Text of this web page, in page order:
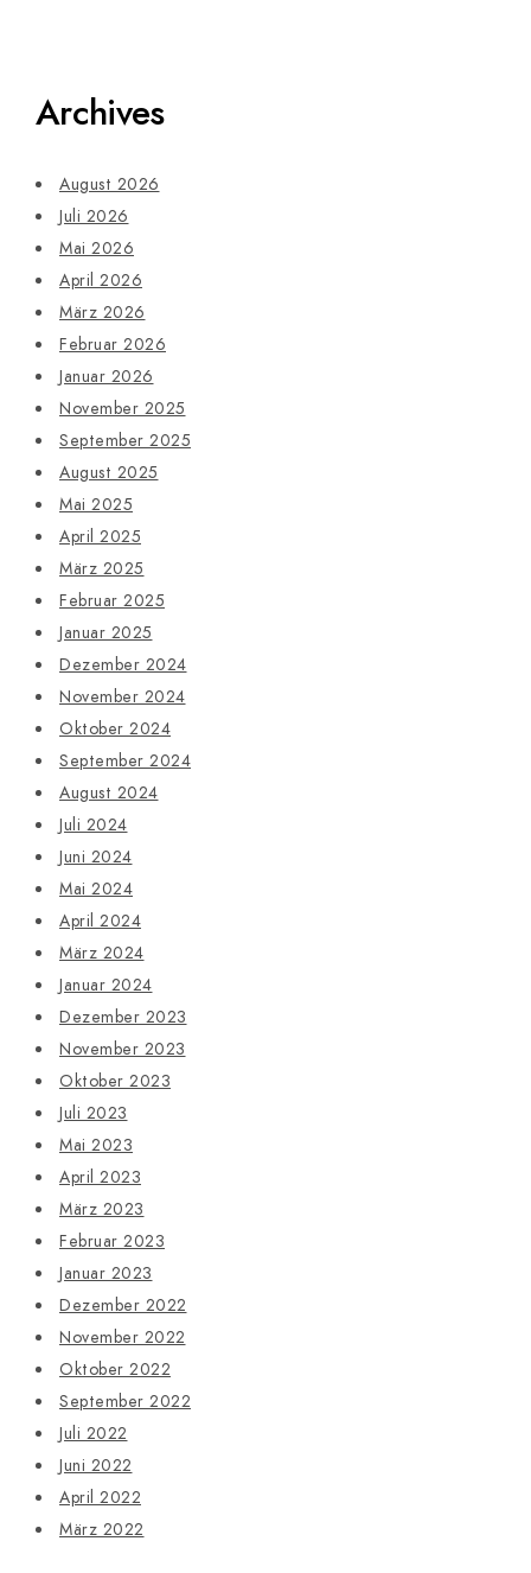
Archives
August 2026
Juli 2026
Mai 2026
April 2026
März 2026
Februar 2026
Januar 2026
November 2025
September 2025
August 2025
Mai 2025
April 2025
März 2025
Februar 2025
Januar 2025
Dezember 2024
November 2024
Oktober 2024
September 2024
August 2024
Juli 2024
Juni 2024
Mai 2024
April 2024
März 2024
Januar 2024
Dezember 2023
November 2023
Oktober 2023
Juli 2023
Mai 2023
April 2023
März 2023
Februar 2023
Januar 2023
Dezember 2022
November 2022
Oktober 2022
September 2022
Juli 2022
Juni 2022
April 2022
März 2022